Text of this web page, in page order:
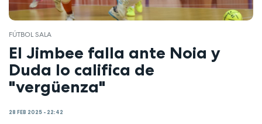
FÚTBOL SALA
El Jimbee falla ante Noia y
Duda lo califica de
"vergüenza"
28 FEB 2025 - 22:42